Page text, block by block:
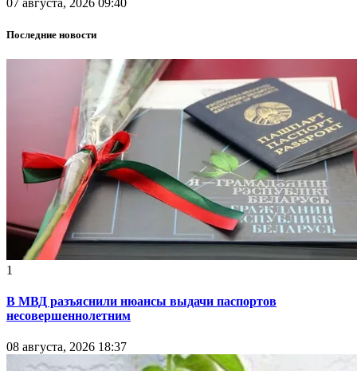
07 августа, 2026 09:40
Последние новости
1
В МВД разъяснили нюансы выдачи паспортов
несовершеннолетним
08 августа, 2026 18:37